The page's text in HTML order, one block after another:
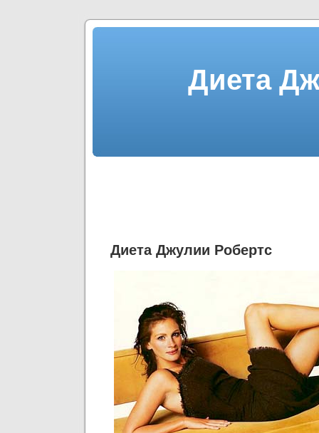
Диета
Диета Джулии Робертс